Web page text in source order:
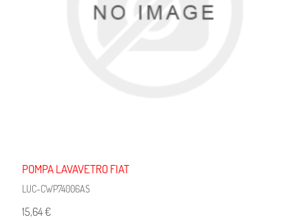
POMPA LAVAVETRO FIAT
LUC-CWP74006AS
15,64 €